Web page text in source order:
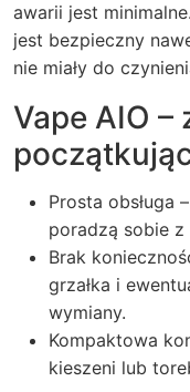
awarii jest
jest bezpieczny
nie miały do
Vape AIO –
Prosta obsługa
poradzą sobie
Brak
grzałka i
wymiany.
Kompaktowa
kieszeni lub